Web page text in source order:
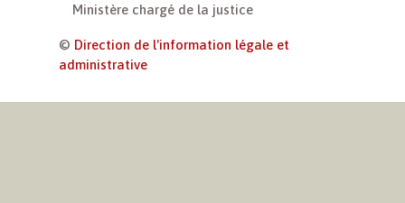
Ministère chargé de la justice
© Direction de l'information légale et
administrative